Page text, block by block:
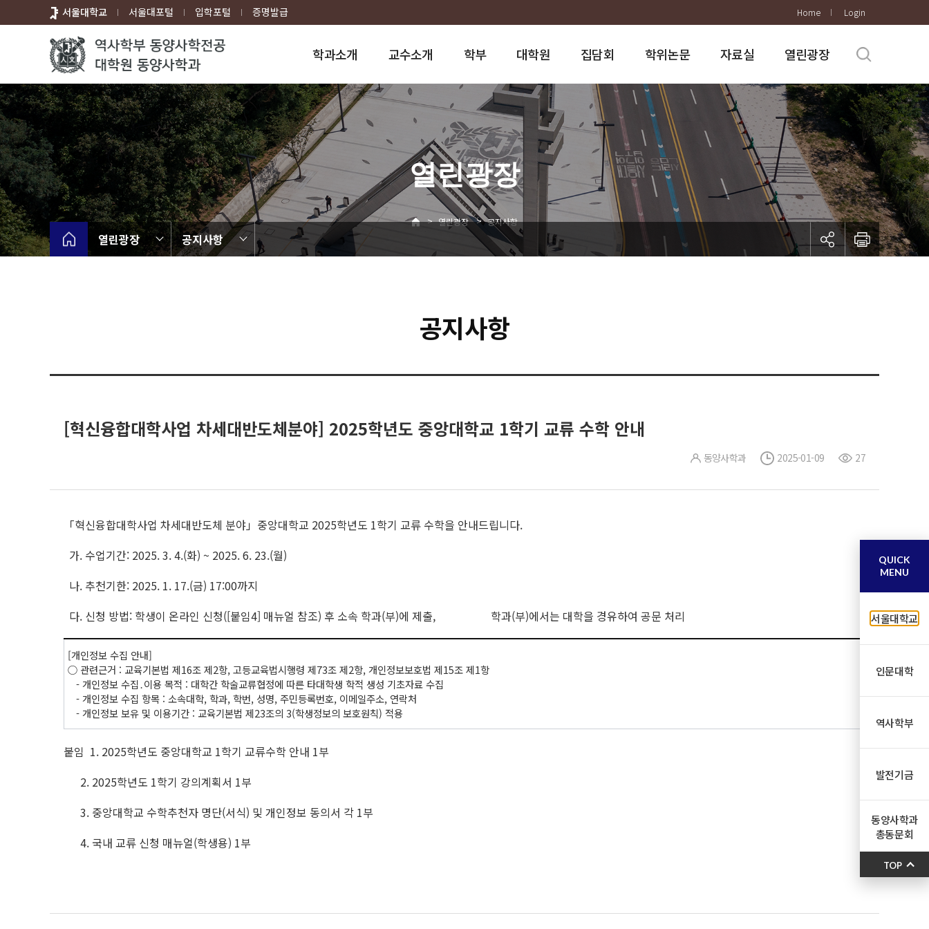
로
뉴
서울대학교 서울대포털 입학포털 증명발급 Home Login
학과소개 교수소개 학부 대학원 집담회 학위논문 자료실 열린광장
열린광장
> 열린광장 > 공지사항
열린광장 공지사항
공지사항
[혁신융합대학사업 차세대반도체분야] 2025학년도 중앙대학교 1학기 교류 수학 안내
동양사학과 2025-01-09 27
「혁신융합대학사업 차세대반도체 분야」중앙대학교 2025학년도 1학기 교류 수학을 안내드립니다.
가. 수업기간: 2025. 3. 4.(화) ~ 2025. 6. 23.(월)
나. 추천기한: 2025. 1. 17.(금) 17:00까지
다. 신청 방법: 학생이 온라인 신청([붙임4] 매뉴얼 참조) 후 소속 학과(부)에 제출, 학과(부)에서는 대학을 경유하여 공문 처리
[개인정보 수집 안내]
○ 관련근거 : 교육기본법 제16조 제2항, 고등교육법시행령 제73조 제2항, 개인정보보호법 제15조 제1항
- 개인정보 수집․이용 목적 : 대학간 학술교류협정에 따른 타대학생 학적 생성 기초자료 수집
- 개인정보 수집 항목 : 소속대학, 학과, 학번, 성명, 주민등록번호, 이메일주소, 연락처
- 개인정보 보유 및 이용기간 : 교육기본법 제23조의 3(학생정보의 보호원칙) 적용
붙임 1. 2025학년도 중앙대학교 1학기 교류수학 안내 1부
2. 2025학년도 1학기 강의계획서 1부
3. 중앙대학교 수학추천자 명단(서식) 및 개인정보 동의서 각 1부
4. 국내 교류 신청 매뉴얼(학생용) 1부
QUICK
MENU
서울대학교
인문대학
역사학부
발전기금
동양사학과
총동문회
TOP